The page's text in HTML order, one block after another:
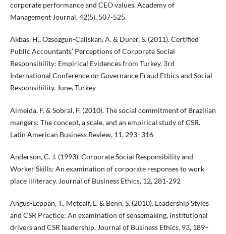
corporate performance and CEO values. Academy of
Management Journal, 42(5), 507-525.
Akbas, H., Ozsozgun-Caliskan, A. & Durer, S. (2011). Certified
Public Accountants’ Perceptions of Corporate Social
Responsibility: Empirical Evidences from Turkey. 3rd
International Conference on Governance Fraud Ethics and Social
Responsibility. June, Turkey
Almeida, F. & Sobral, F. (2010). The social commitment of Brazilian
mangers: The concept, a scale, and an empirical study of CSR.
Latin American Business Review, 11, 293–316
Anderson, C. J. (1993). Corporate Social Responsibility and
Worker Skills: An examination of corporate responses to work
place illiteracy. Journal of Business Ethics, 12, 281-292
Angus-Leppan, T., Metcalf, L. & Benn, S. (2010). Leadership Styles
and CSR Practice: An examination of sensemaking, institutional
drivers and CSR leadership. Journal of Business Ethics, 93, 189–